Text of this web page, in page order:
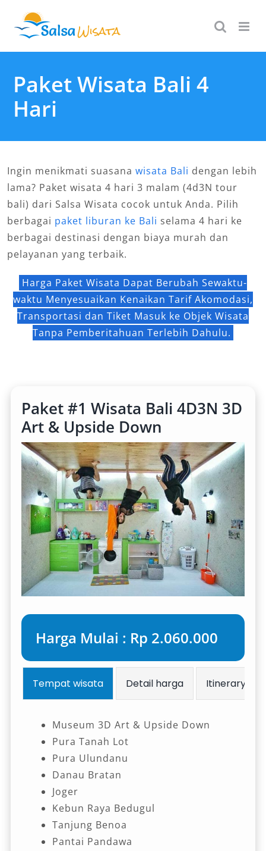
content
Paket Wisata Bali 4
Hari
Ingin menikmati suasana wisata Bali dengan lebih
lama? Paket wisata 4 hari 3 malam (4d3N tour
bali) dari Salsa Wisata cocok untuk Anda. Pilih
berbagai paket liburan ke Bali selama 4 hari ke
berbagai destinasi dengan biaya murah dan
pelayanan yang terbaik.
Harga Paket Wisata Dapat Berubah Sewaktu-
waktu Menyesuaikan Kenaikan Tarif Akomodasi,
Transportasi dan Tiket Masuk ke Objek Wisata
Tanpa Pemberitahuan Terlebih Dahulu.
Paket #1 Wisata Bali 4D3N 3D
Art & Upside Down
Harga Mulai : Rp 2.060.000
Tempat wisata Detail harga Itinerary
Museum 3D Art & Upside Down
Pura Tanah Lot
Pura Ulundanu
Danau Bratan
Joger
Kebun Raya Bedugul
Tanjung Benoa
Pantai Pandawa